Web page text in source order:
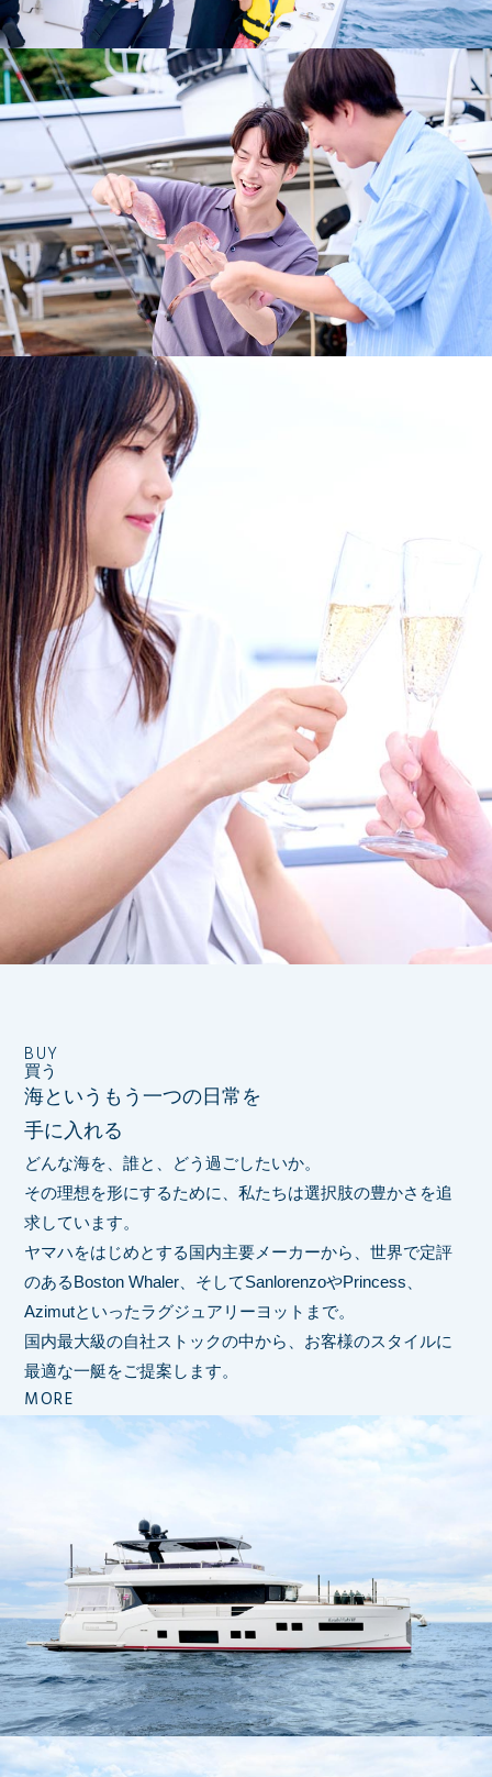
BUY
買う
海というもう一つの日常を
手に入れる
どんな海を、誰と、どう過ごしたいか。
その理想を形にするために、私たちは選択肢の豊かさを追
求しています。
ヤマハをはじめとする国内主要メーカーから、世界で定評
のあるBoston Whaler、 そしてSanlorenzoやPrincess、
Azimutといったラグジュアリーヨットまで。
国内最大級の自社ストックの中から、お客様のスタイルに
最適な一艇をご提案します。
MORE